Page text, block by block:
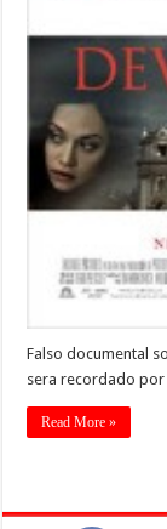
Falso documental
sera recordado
Read More »